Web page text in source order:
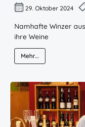
29. Oktober 2024
Namhafte Winzer
ihre Weine
Mehr...